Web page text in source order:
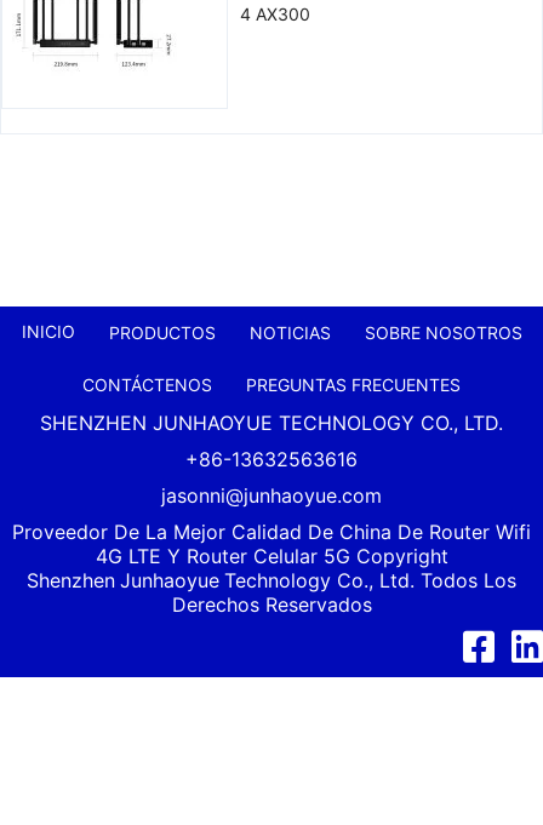
4 AX300
INICIO PRODUCTOS NOTICIAS SOBRE NOSOTROS
CONTÁCTENOS PREGUNTAS FRECUENTES
SHENZHEN JUNHAOYUE TECHNOLOGY CO., LTD.
+86-13632563616
jasonni@junhaoyue.com
Proveedor De La Mejor Calidad De China De Router Wifi
4G LTE Y Router Celular 5G Copyright
Shenzhen Junhaoyue Technology Co., Ltd. Todos Los
Derechos Reservados
Facebook